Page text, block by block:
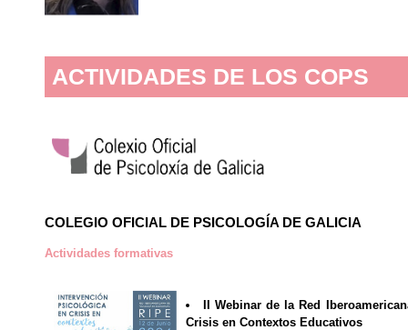
ACTIVIDADES DE LOS COPS
COLEGIO OFICIAL DE PSICOLOGÍA DE GALICIA
Actividades formativas
II Webinar de la Red
Crisis en Contextos Educativos